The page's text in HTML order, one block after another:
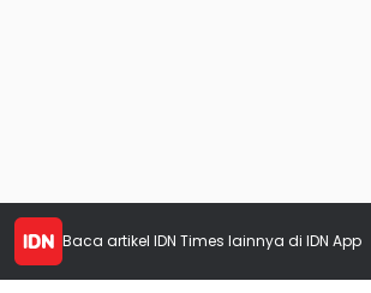
Baca artikel IDN Times lainnya di IDN App